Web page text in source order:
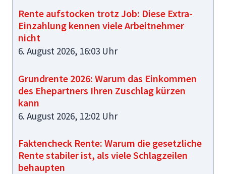
Rente aufstocken trotz Job: Diese Extra-
Einzahlung kennen viele Arbeitnehmer
nicht
6. August 2026, 16:03 Uhr
Grundrente 2026: Warum das Einkommen
des Ehepartners Ihren Zuschlag kürzen
kann
6. August 2026, 12:02 Uhr
Faktencheck Rente: Warum die gesetzliche
Rente stabiler ist, als viele Schlagzeilen
behaupten